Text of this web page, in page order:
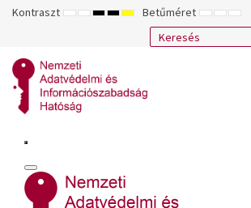
Kontraszt ALAPÉRTELMEZETT
ÉJSZAKAI
NAGY
KONTRASZTÚ
NAGY
KONTRASZTÚ
NAGY
KONTRASZTÚ
SÁRGA
FEKETE
Betűméret KISEBB